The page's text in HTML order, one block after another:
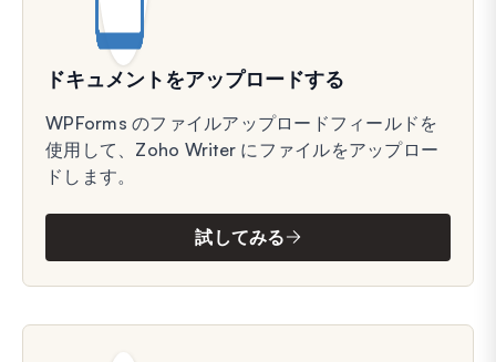
ドキュメントをアップロードする
WPForms のファイルアップロードフィールドを
使用して、Zoho Writer にファイルをアップロー
ドします。
試してみる